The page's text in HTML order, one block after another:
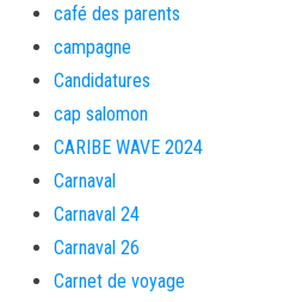
café des parents
campagne
Candidatures
cap salomon
CARIBE WAVE 2024
Carnaval
Carnaval 24
Carnaval 26
Carnet de voyage